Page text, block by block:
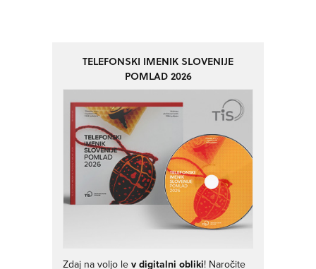
TELEFONSKI IMENIK SLOVENIJE
POMLAD 2026
Zdaj na voljo le v digitalni obliki! Naročite